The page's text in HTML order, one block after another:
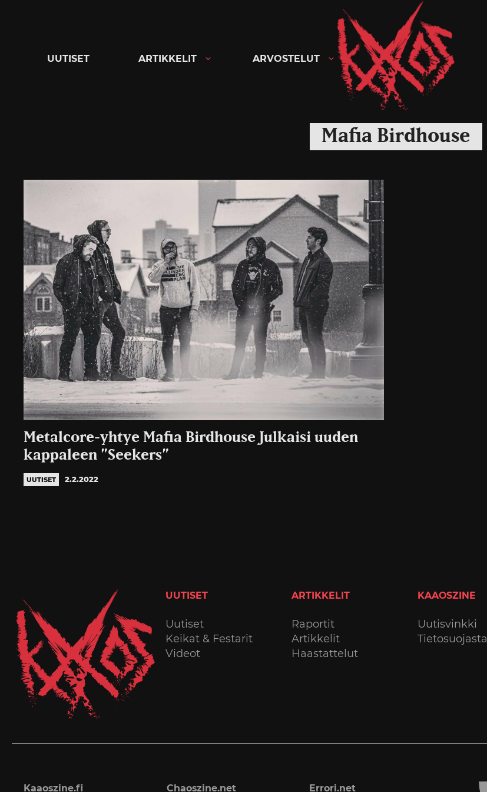
Kaaoszine
UUTISET ARTIKKELIT ARVOSTELUT
Mafia Birdhouse
Metalcore-yhtye Mafia Birdhouse Julkaisi uuden
kappaleen ”Seekers”
UUTISET 2.2.2022
UUTISET
Uutiset
Keikat & Festarit
Videot
ARTIKKELIT
Raportit
Artikkelit
Haastattelut
KAAOSZINE
Uutisvinkki
Tietosuojasta
Kaaoszine.fi Chaoszine.net Errori.net